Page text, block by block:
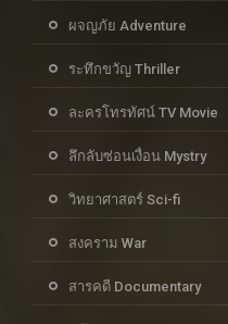
ผจญภัย Adventure
ระทึกขวัญ Thriller
ละครโทรทัศน์ TV Movie
ลึกลับซ่อนเงื่อน Mystry
วิทยาศาสตร์ Sci-fi
สงคราม War
สารคดี Documentary